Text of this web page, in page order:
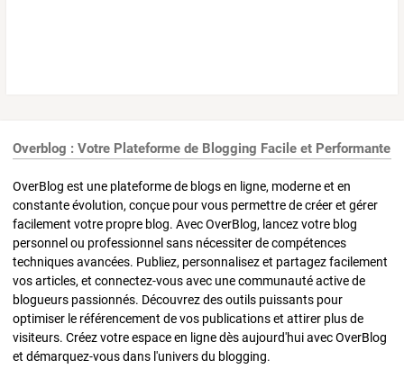
Overblog : Votre Plateforme de Blogging Facile et Performante
OverBlog est une plateforme de blogs en ligne, moderne et en
constante évolution, conçue pour vous permettre de créer et gérer
facilement votre propre blog. Avec OverBlog, lancez votre blog
personnel ou professionnel sans nécessiter de compétences
techniques avancées. Publiez, personnalisez et partagez facilement
vos articles, et connectez-vous avec une communauté active de
blogueurs passionnés. Découvrez des outils puissants pour
optimiser le référencement de vos publications et attirer plus de
visiteurs. Créez votre espace en ligne dès aujourd'hui avec OverBlog
et démarquez-vous dans l'univers du blogging.